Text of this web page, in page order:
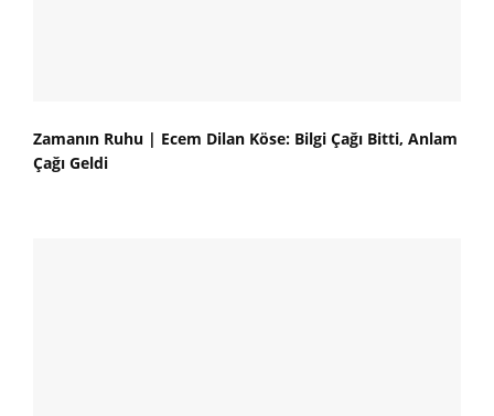
Zamanın Ruhu | Ecem Dilan Köse: Bilgi Çağı Bitti, Anlam
Çağı Geldi